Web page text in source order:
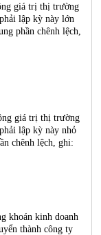
giá trị thị trường
lập kỳ này lớn
phần chênh lệch,
giá trị thị trường
lập kỳ này nhỏ
chênh lệch, ghi:
khoán kinh doanh
thành công ty